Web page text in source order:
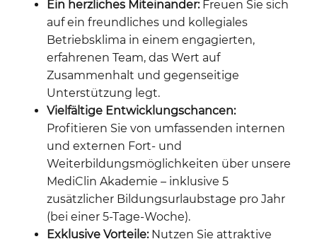
Ein herzliches Miteinander:Freuen Sie sich
auf ein freundliches und kollegiales
Betriebsklima in einem engagierten,
erfahrenen Team, das Wert auf
Zusammenhalt und gegenseitige
Unterstützung legt.
Vielfältige Entwicklungschancen:
Profitieren Sie von umfassenden internen
und externen Fort- und
Weiterbildungsmöglichkeiten über unsere
MediClin Akademie – inklusive 5
zusätzlicher Bildungsurlaubstage pro Jahr
(bei einer 5-Tage-Woche).
Exklusive Vorteile: Nutzen Sie attraktive